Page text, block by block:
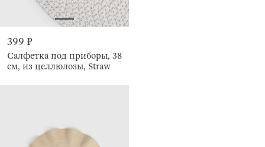
399 ₽
Салфетка под приборы, 38
см, из целлюлозы, Straw